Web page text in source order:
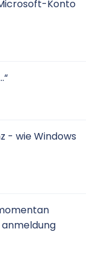
Konto
- wie Windows